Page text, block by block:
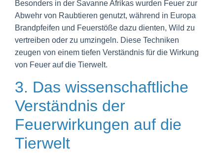
Besonders in der Savanne Afrikas wurden Feuer zur
Abwehr von Raubtieren genutzt, während in Europa
Brandpfeifen und Feuerstöße dazu dienten, Wild zu
vertreiben oder zu umzingeln. Diese Techniken
zeugen von einem tiefen Verständnis für die Wirkung
von Feuer auf die Tierwelt.
3. Das wissenschaftliche
Verständnis der
Feuerwirkungen auf die
Tierwelt